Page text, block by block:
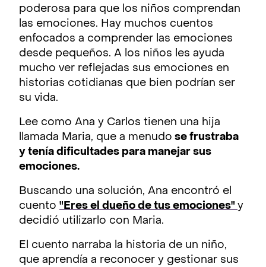
poderosa para que los niños comprendan
las emociones. Hay muchos cuentos
enfocados a comprender las emociones
desde pequeños. A los niños les ayuda
mucho ver reflejadas sus emociones en
historias cotidianas que bien podrían ser
su vida.
Lee como Ana y Carlos tienen una hija
llamada Maria, que a menudo se frustraba
y tenía dificultades para manejar sus
emociones.
Buscando una solución, Ana encontró el
cuento "Eres el dueño de tus emociones" y
decidió utilizarlo con Maria.
El cuento narraba la historia de un niño,
que aprendía a reconocer y gestionar sus